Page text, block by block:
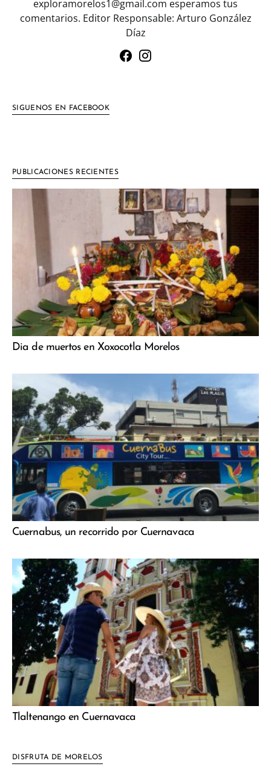
exploramorelos1@gmail.com esperamos tus
comentarios. Editor Responsable: Arturo González
Díaz
SIGUENOS EN FACEBOOK
PUBLICACIONES RECIENTES
Dia de muertos en Xoxocotla Morelos
Cuernabus, un recorrido por Cuernavaca
Tlaltenango en Cuernavaca
DISFRUTA DE MORELOS